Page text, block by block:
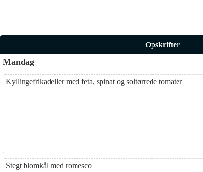
Opskrifter
Mandag
Kyllingefrikadeller med feta, spinat og soltørrede tomater
Stegt blomkål med romesco